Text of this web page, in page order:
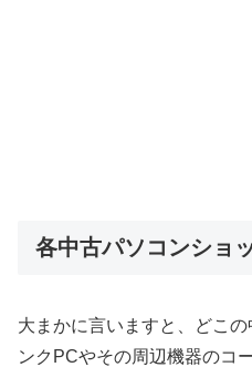
各中古パソコンショ
大まかに言いますと、どこ
ンクPCやその周辺機器のコ